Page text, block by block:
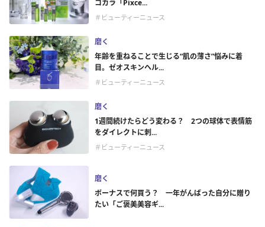
コカラ「Pixce...
＃ビューティーニュース
磨く
年齢を重ねることで生じる“肌の薄さ”悩みに着
目。ゼオスキンヘル...
＃ビューティーニュース
磨く
1週間続けたらどう変わる？ 2つの球体で表情筋
をダイレクトに刺...
＃ビューティーニュース
磨く
ボーナスで何買う？ 一年がんばった自分に贈り
たい「ご褒美美容ギ...